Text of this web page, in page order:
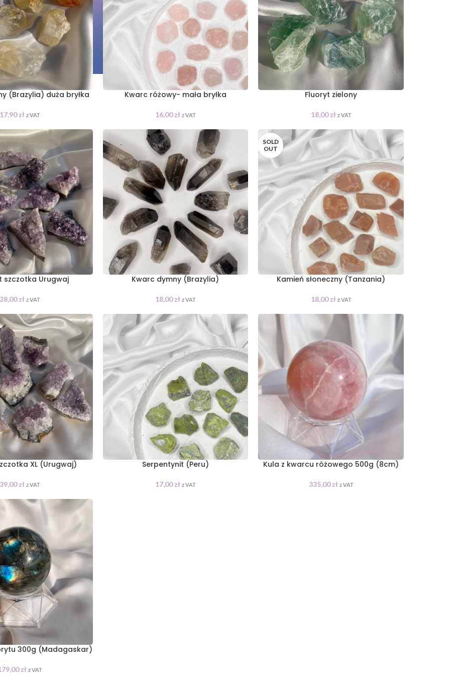
(Brazylia) duża bryłka
17,90zł z VAT
Kwarc różowy- mała bryłka
16,00zł z VAT
Fluoryt zielony
18,00zł z VAT
szczotka Urugwaj
28,00zł z VAT
Kwarc dymny (Brazylia)
18,00zł z VAT
SOLD
OUT
Kamień słoneczny (Tanzania)
18,00zł z VAT
XL (Urugwaj)
39,00zł z VAT
Serpentynit (Peru)
17,00zł z VAT
Kula z kwarcu różowego 500g (8cm)
335,00zł z VAT
300g (Madagaskar)
zł z VAT